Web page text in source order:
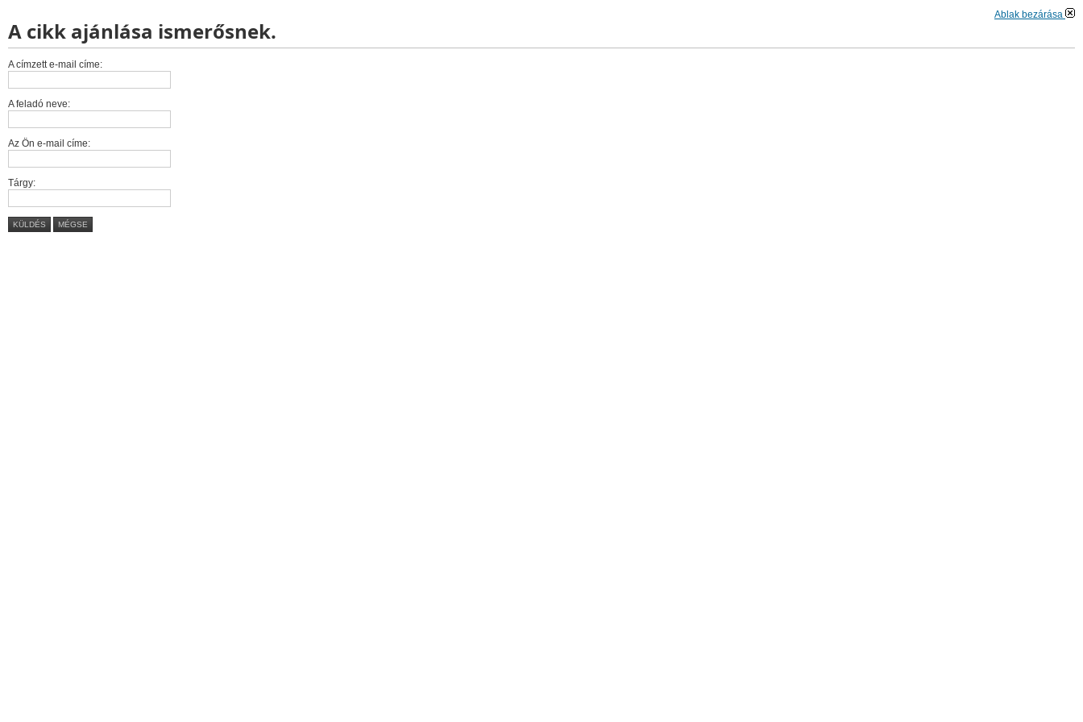
Ablak bezárása
A cikk ajánlása ismerősnek.
A címzett e-mail címe:
A feladó neve:
Az Ön e-mail címe:
Tárgy:
KÜLDÉS MÉGSE